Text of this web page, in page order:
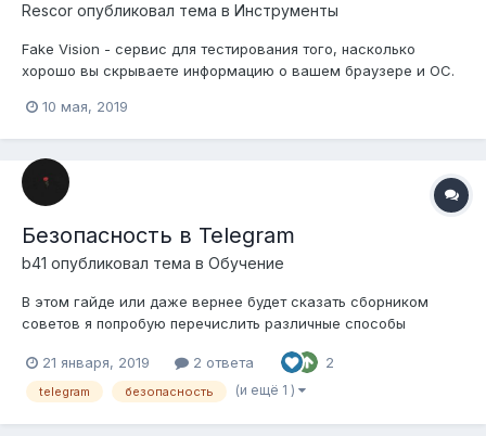
Rescor опубликовал тема в Инструменты
Fake Vision - сервис для тестирования того, насколько
хорошо вы скрываете информацию о вашем браузере и ОС.
10 мая, 2019
Безопасность в Telegram
b41 опубликовал тема в Обучение
В этом гайде или даже вернее будет сказать сборником
советов я попробую перечислить различные способы
простые, но я уверен, что многие найдут для себя что-то
новое. И так начнём по порядку: Шаг 1. Регистрация Всё что
21 января, 2019 2 ответа 2
telegram безопасность (и ещё 1 )